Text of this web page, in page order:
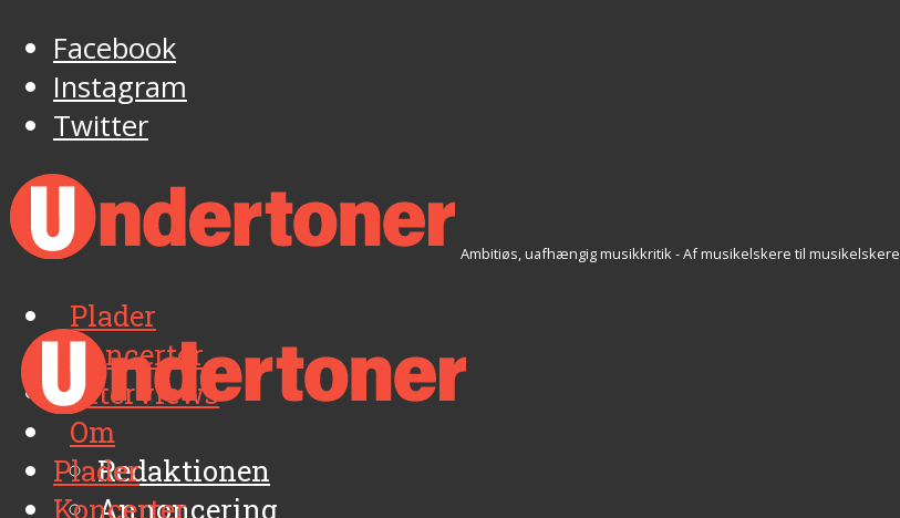
Facebook
Instagram
Twitter
Ambitiøs, uafhængig musikkritik - Af musikelskere til musikelskere
Plader
Koncerter
Interviews
Om
Redaktionen
Annoncering
Plader
Koncerter